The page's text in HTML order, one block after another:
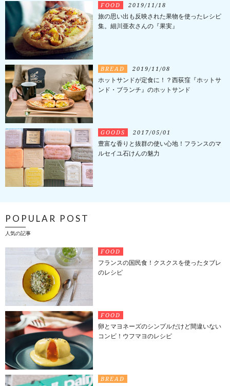
FOOD 2019/11/18
旅の思い出も反映された果物を使ったレシピ
集。細川亜衣さんの『果実』
BREAD 2019/11/08
ホットサンドが定食に！？西荻窪『ホットサ
ンド・ブランチ』のホットサンド
GOODS 2017/05/01
豊富な香りと抜群の使い心地！フランスのマ
ルセイユ石けんの魅力
POPULAR POST
人気の記事
FOOD
フランスの国民食！クスクスを使ったタブレ
のレシピ
FOOD
卵とマヨネーズのシンプルだけど間違いない
コンビ！ウフマヨのレシピ
BREAD